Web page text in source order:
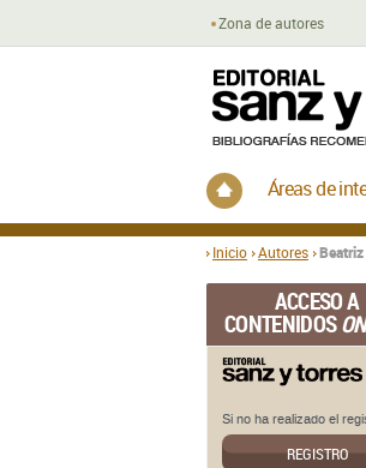
Inicio Autores Beatriz
Inicio
Áreas de
Zona de autores
ACCESO A
CONTENIDOS
Si no ha realizado el
REGISTRO